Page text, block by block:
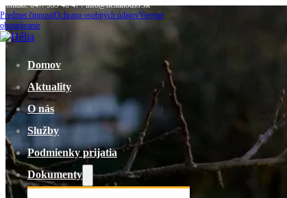
Kontakt: 047/ 559 46 47 / info@helianodss.sk
Predmet činnostiOchrana osobných údajovVerejné
obstarávanie
Domov
Aktuality
O nás
Služby
Podmienky prijatia
Dokumenty